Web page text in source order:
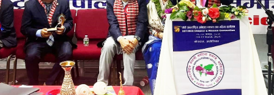
NEWS
PUBLICATIONS
AWARDS
GALLERY